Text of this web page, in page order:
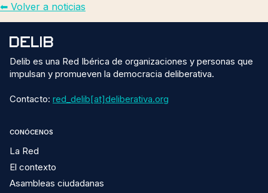
⬅︎ Volver a noticias
Delib es una Red Ibérica de organizaciones y personas que
impulsan y promueven la democracia deliberativa.
Contacto: red_delib[at]deliberativa.org
CONÓCENOS
La Red
El contexto
Asambleas ciudadanas